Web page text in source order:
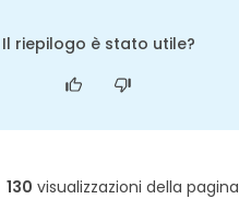
Il riepilogo è stato utile?
130 visualizzazioni della pagina